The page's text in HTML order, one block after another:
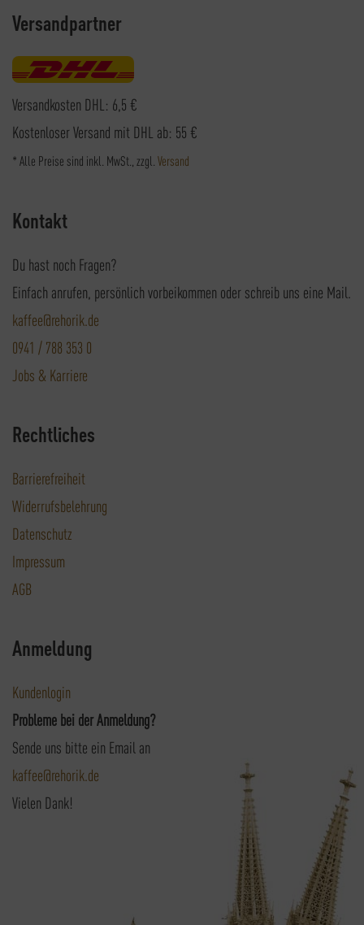
Versandpartner
Versandkosten DHL: 6,5 €
Kostenloser Versand mit DHL ab: 55 €
* Alle Preise sind inkl. MwSt., zzgl. Versand
Kontakt
Du hast noch Fragen?
Einfach anrufen, persönlich vorbeikommen oder schreib uns eine Mail.
kaffee@rehorik.de
0941 / 788 353 0
Jobs & Karriere
Rechtliches
Barrierefreiheit
Widerrufsbelehrung
Datenschutz
Impressum
AGB
Anmeldung
Kundenlogin
Probleme bei der Anmeldung?
Sende uns bitte ein Email an
kaffee@rehorik.de
Vielen Dank!